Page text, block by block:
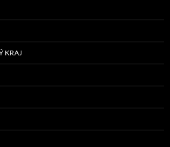
KRAJ